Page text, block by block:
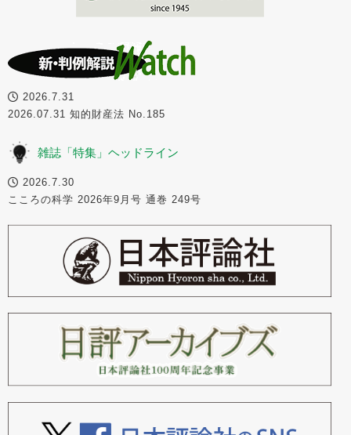
2026.7.31
2026.07.31 知的財産法 No.185
雑誌「特集」ヘッドライン
2026.7.30
こころの科学 2026年9月号 通巻 249号